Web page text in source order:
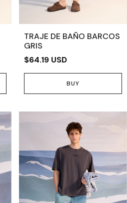
TRAJE DE BAÑO BARCOS
GRIS
$64.19 USD
BUY